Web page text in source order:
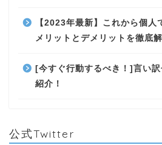
【2023年最新】これから個人
メリットとデメリットを徹底解
[今すぐ行動するべき！]言い
紹介！
公式Twitter